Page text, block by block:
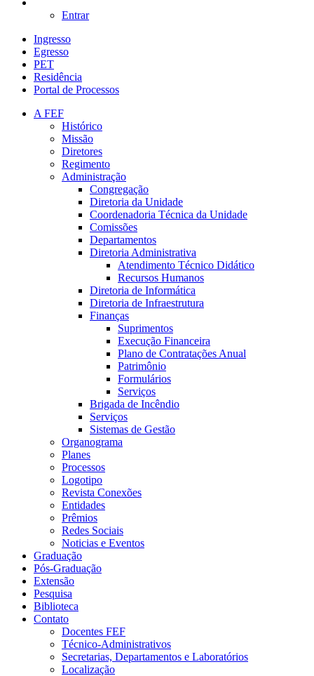
Entrar
Ingresso
Egresso
PET
Residência
Portal de Processos
A FEF
Histórico
Missão
Diretores
Regimento
Administração
Congregação
Diretoria da Unidade
Coordenadoria Técnica da Unidade
Comissões
Departamentos
Diretoria Administrativa
Atendimento Técnico Didático
Recursos Humanos
Diretoria de Informática
Diretoria de Infraestrutura
Finanças
Suprimentos
Execução Financeira
Plano de Contratações Anual
Patrimônio
Formulários
Serviços
Brigada de Incêndio
Serviços
Sistemas de Gestão
Organograma
Planes
Processos
Logotipo
Revista Conexões
Entidades
Prêmios
Redes Sociais
Noticias e Eventos
Graduação
Pós-Graduação
Extensão
Pesquisa
Biblioteca
Contato
Docentes FEF
Técnico-Administrativos
Secretarias, Departamentos e Laboratórios
Localização